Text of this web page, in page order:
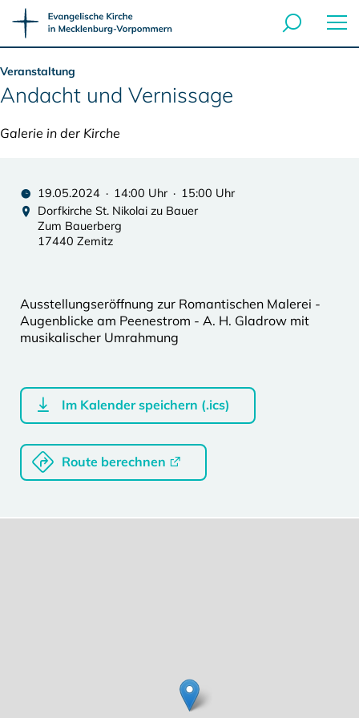
Veranstaltung
Andacht und Vernissage
Galerie in der Kirche
19.05.2024 · 14:00 Uhr · 15:00 Uhr
Dorfkirche St. Nikolai zu Bauer
Zum Bauerberg
17440 Zemitz
Ausstellungseröffnung zur Romantischen Malerei -
Augenblicke am Peenestrom - A. H. Gladrow mit
musikalischer Umrahmung
Im Kalender speichern (.ics)
Route berechnen